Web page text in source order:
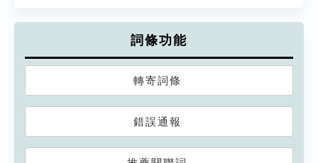
詞條功能
轉寄詞條
錯誤通報